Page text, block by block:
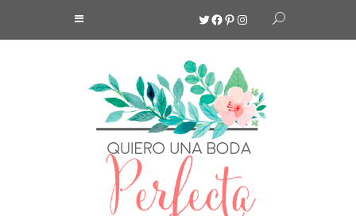
Twitter
Facebook
Pinterest
Instagram